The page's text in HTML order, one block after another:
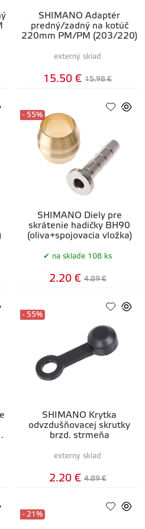
SHIMANO Adaptér
predný/zadný na kotúč
220mm PM/PM (203/220)
externý sklad
15.50 € 15.98 €
SHIMANO Diely pre
skrátenie hadičky BH90
(oliva+spojovacia vložka)
- 55%
na sklade 108 ks
2.20 € 4.89 €
SHIMANO Krytka
odvzdušňovacej skrutky
brzd. strmeňa
- 55%
externý sklad
2.20 € 4.89 €
- 21%